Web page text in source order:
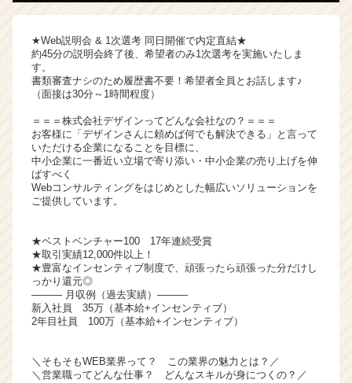
届
就
活
イ
チ
ア
キ
リ
h
e
e
C
a
e
★Web説明会 & 1次選考 同日開催で内定直結★
約45分の説明会終了後、希望者のみ1次選考を実施いたしま
す。
書類審査ナシのため履歴書不要！希望者全員とお話します♪
（面接は30分～1時間程度）
＝＝＝株式会社デザインってどんな会社なの？＝＝＝
お客様に「デザインさんに頼めば何でも解決できる」と言って
いただける企業になることを目標に、
中小企業に一番近い立場で寄り添い・中小企業の売り上げを伸
ばすべく
Webコンサルティングをはじめとした幅広いソリューションを
ご提供しています。
★ベストベンチャー100 17年連続受賞
★取引実績12,000件以上！
★豊富なインセンティブ制度で、頑張ったら頑張った分だけし
っかり還元◎
――― 月収例（過去実績）―――
新入社員 35万（基本給+インセンティブ）
2年目社員 100万（基本給+インセンティブ）
＼そもそもWEB業界って？ この業界の魅力とは？／
＼営業職ってどんな仕事？ どんなスキルが身につくの？／